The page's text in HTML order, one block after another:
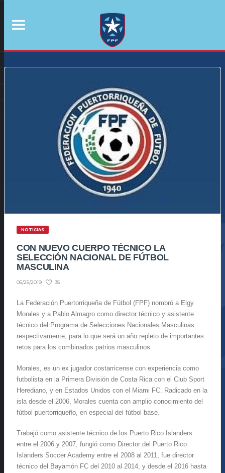
NOTICIAS
CON NUEVO CUERPO TÉCNICO LA
SELECCIÓN NACIONAL DE FÚTBOL
MASCULINA
05/25/2019 35
La Federación Puertorriqueña de Fútbol (FPF) nombró a Elgy
Morales y a Pablo Almagro como director técnico y asistente
técnico del Programa de Selecciones Nacionales Masculinas
respectivamente, para lo que será un año repleto de importantes
retos para los combinados patrios masculinos.
Morales, es un ex jugador costarricense con experiencia como
futbolista en la Primera División de Costa Rica con el Club Sport
Herediano, y en Estados Unidos con el Miami FC. Radicado en la
isla desde el 2006, Morales cuenta con amplio conocimiento del
fútbol puertorriqueño, en especial del fútbol base.
Trabajó como asistente técnico de los Puerto Rico Islanders
entre el 2006 y 2007, fungió como Director del Puerto Rico
Islanders Soccer Academy entre el 2008 al 2011, fue director
técnico del Bayamón FC del 2010 al 2014, y desde el 2016 hasta